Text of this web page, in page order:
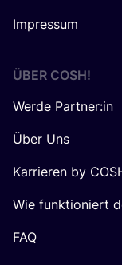
Impressum
ÜBER COSH!
Werde Partner:in
Über Uns
Karrieren by
Wie funktioniert
FAQ